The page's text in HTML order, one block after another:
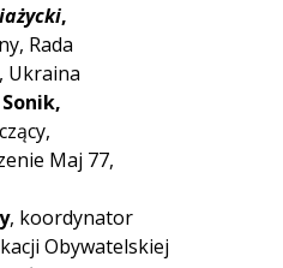
,
Rada
Ukraina
Maj 77,
, koordynator
Obywatelskiej